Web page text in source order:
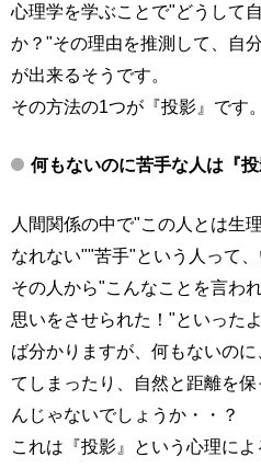
心理学を学ぶことで"どうして
か？"その理由を推測して、自
が出来るそうです。
その方法の1つが『投影』です。
何もないのに苦手な人は『
人間関係の中で"この人とは生
なれない""苦手"という人って、
その人から"こんなことを言わ
思いをさせられた！"といった
ば分かりますが、何もないの
てしまったり、自然と距離を
んじゃないでしょうか・・？
これは『投影』という心理によ